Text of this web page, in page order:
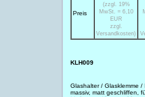
KLH009
Glashalter / Glasklemme
massiv, matt geschliffen,
Preis
(zzgl. 19%
MwSt. = 6,10
EUR
zzgl.
Versandkosten)